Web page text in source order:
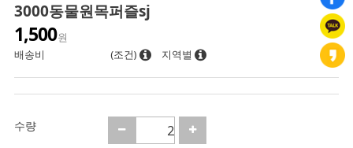
3000동물원목퍼즐sj
1,500원
배송비
(조건) 지역별
수량